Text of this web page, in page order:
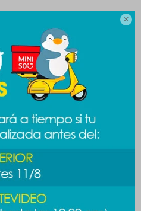

pueden interesar